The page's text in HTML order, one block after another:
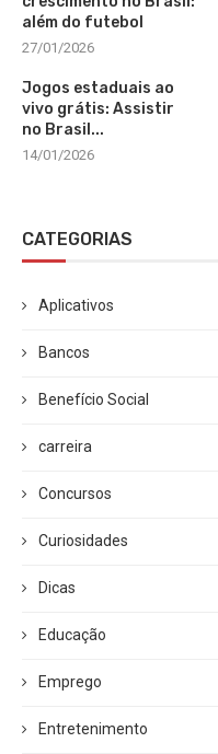
além do futebol
27/01/2026
Jogos estaduais ao
vivo grátis: Assistir
no Brasil...
14/01/2026
CATEGORIAS
Aplicativos
Bancos
Benefício Social
carreira
Concursos
Curiosidades
Dicas
Educação
Emprego
Entretenimento